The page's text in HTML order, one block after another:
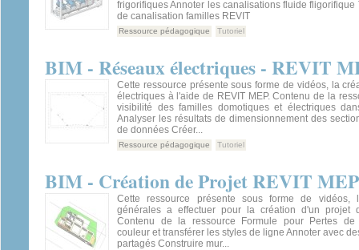
frigorifiques Annoter les canalisations fluide fligorifique
de canalisation familles REVIT
Ressource pédagogique Tutoriel
BIM - Réseaux électriques - REVIT
Cette ressource présente sous forme de vidéos, la
électriques à l'aide de REVIT MEP. Contenu de la
visibilité des familles domotiques et électriques
Analyser les résultats de dimensionnement des
de données Créer...
Ressource pédagogique Tutoriel
BIM - Création de Projet REVIT MEP
Cette ressource présente sous forme de vidéos,
générales a effectuer pour la création d'un projet
Contenu de la ressource Formule pour Pertes de
couleur et transférer les styles de ligne Annoter avec
partagés Construire mur...